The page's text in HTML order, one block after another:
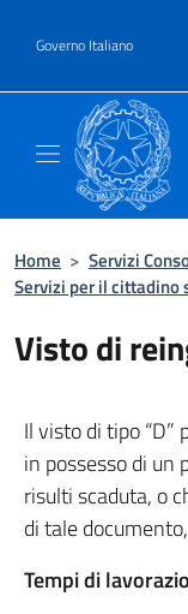
Governo Italiano
Home > Servizi
Servizi per il cittadino
Visto di
Il visto di tipo
in possesso di un
risulti scaduta, o
di tale
Tempi di